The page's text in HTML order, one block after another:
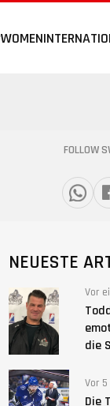
WOMEN
FOLLOW
NEUESTE
Vor
die
Vor
Die